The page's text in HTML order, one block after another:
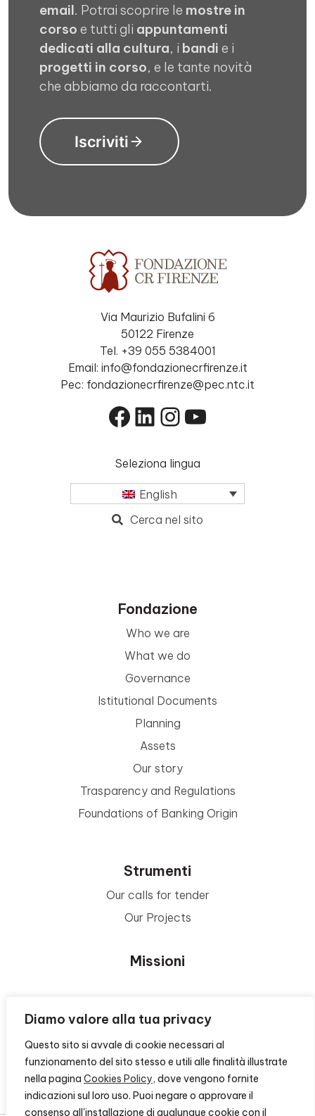
Diamo valore alla tua privacy
Questo sito si avvale di cookie necessari al
funzionamento del sito stesso e utili alle finalità illustrate
nella pagina Cookies Policy, dove vengono fornite
indicazioni sul loro uso. Puoi negare o approvare il
consenso all'installazione di qualunque cookie con il
email. Potrai scoprire le mostre in
corso e tutti gli appuntamenti
dedicati alla cultura, i bandi e i
progetti in corso, e le tante novità
che abbiamo da raccontarti.
Iscriviti
Via Maurizio Bufalini 6
50122 Firenze
Tel. +39 055 5384001
Email: info@fondazionecrfirenze.it
Pec: fondazionecrfirenze@pec.ntc.it
Facebook
LinkedIn
Instagram
YouTube
Seleziona lingua
English
Cerca nel sito
Fondazione
Who we are
What we do
Governance
Istitutional Documents
Planning
Assets
Our story
Trasparency and Regulations
Foundations of Banking Origin
Strumenti
Our calls for tender
Our Projects
Missioni
Area Beneficiari
Privacy e Informative
Contacts